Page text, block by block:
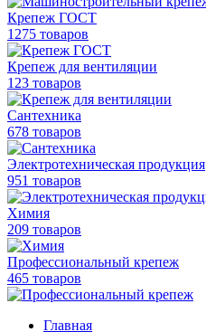
Крепеж ГОСТ
1275 товаров
Крепеж для вентиляции
123 товаров
Сантехника
678 товаров
Электротехническая продукция
951 товаров
Химия
209 товаров
Профессиональный крепеж
465 товаров
Главная